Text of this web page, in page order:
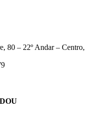
80 – 22º Andar – Centro,